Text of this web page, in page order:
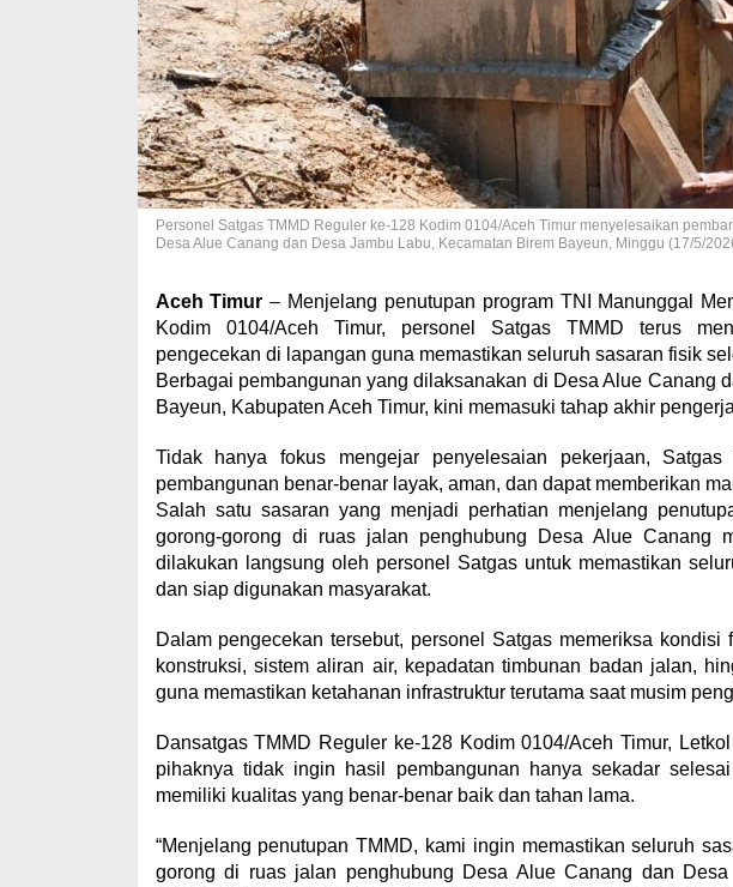
Personel Satgas TMMD Reguler ke-128 Kodim 0104/Aceh Timur menyelesaikan
Desa Alue Canang dan Desa Jambu Labu, Kecamatan Birem Bayeun, Minggu (17/5/
Aceh Timur – Menjelang penutupan program TNI Manunggal
Kodim 0104/Aceh Timur, personel Satgas TMMD terus
pengecekan di lapangan guna memastikan seluruh sasaran fisik
Berbagai pembangunan yang dilaksanakan di Desa Alue Canang
Bayeun, Kabupaten Aceh Timur, kini memasuki tahap akhir
Tidak hanya fokus mengejar penyelesaian pekerjaan,
pembangunan benar-benar layak, aman, dan dapat memberikan
Salah satu sasaran yang menjadi perhatian menjelang
gorong-gorong di ruas jalan penghubung Desa Alue Canang
dilakukan langsung oleh personel Satgas untuk memastikan
dan siap digunakan masyarakat.
Dalam pengecekan tersebut, personel Satgas memeriksa
konstruksi, sistem aliran air, kepadatan timbunan badan jalan,
guna memastikan ketahanan infrastruktur terutama saat musim
Dansatgas TMMD Reguler ke-128 Kodim 0104/Aceh Timur,
pihaknya tidak ingin hasil pembangunan hanya sekadar
memiliki kualitas yang benar-benar baik dan tahan lama.
“Menjelang penutupan TMMD, kami ingin memastikan seluruh
gorong di ruas jalan penghubung Desa Alue Canang dan